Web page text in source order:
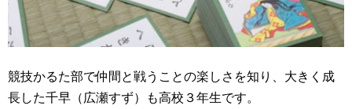
競技かるた部で仲間と戦うことの楽しさを知り、大きく成
長した千早（広瀬すず）も高校３年生です。